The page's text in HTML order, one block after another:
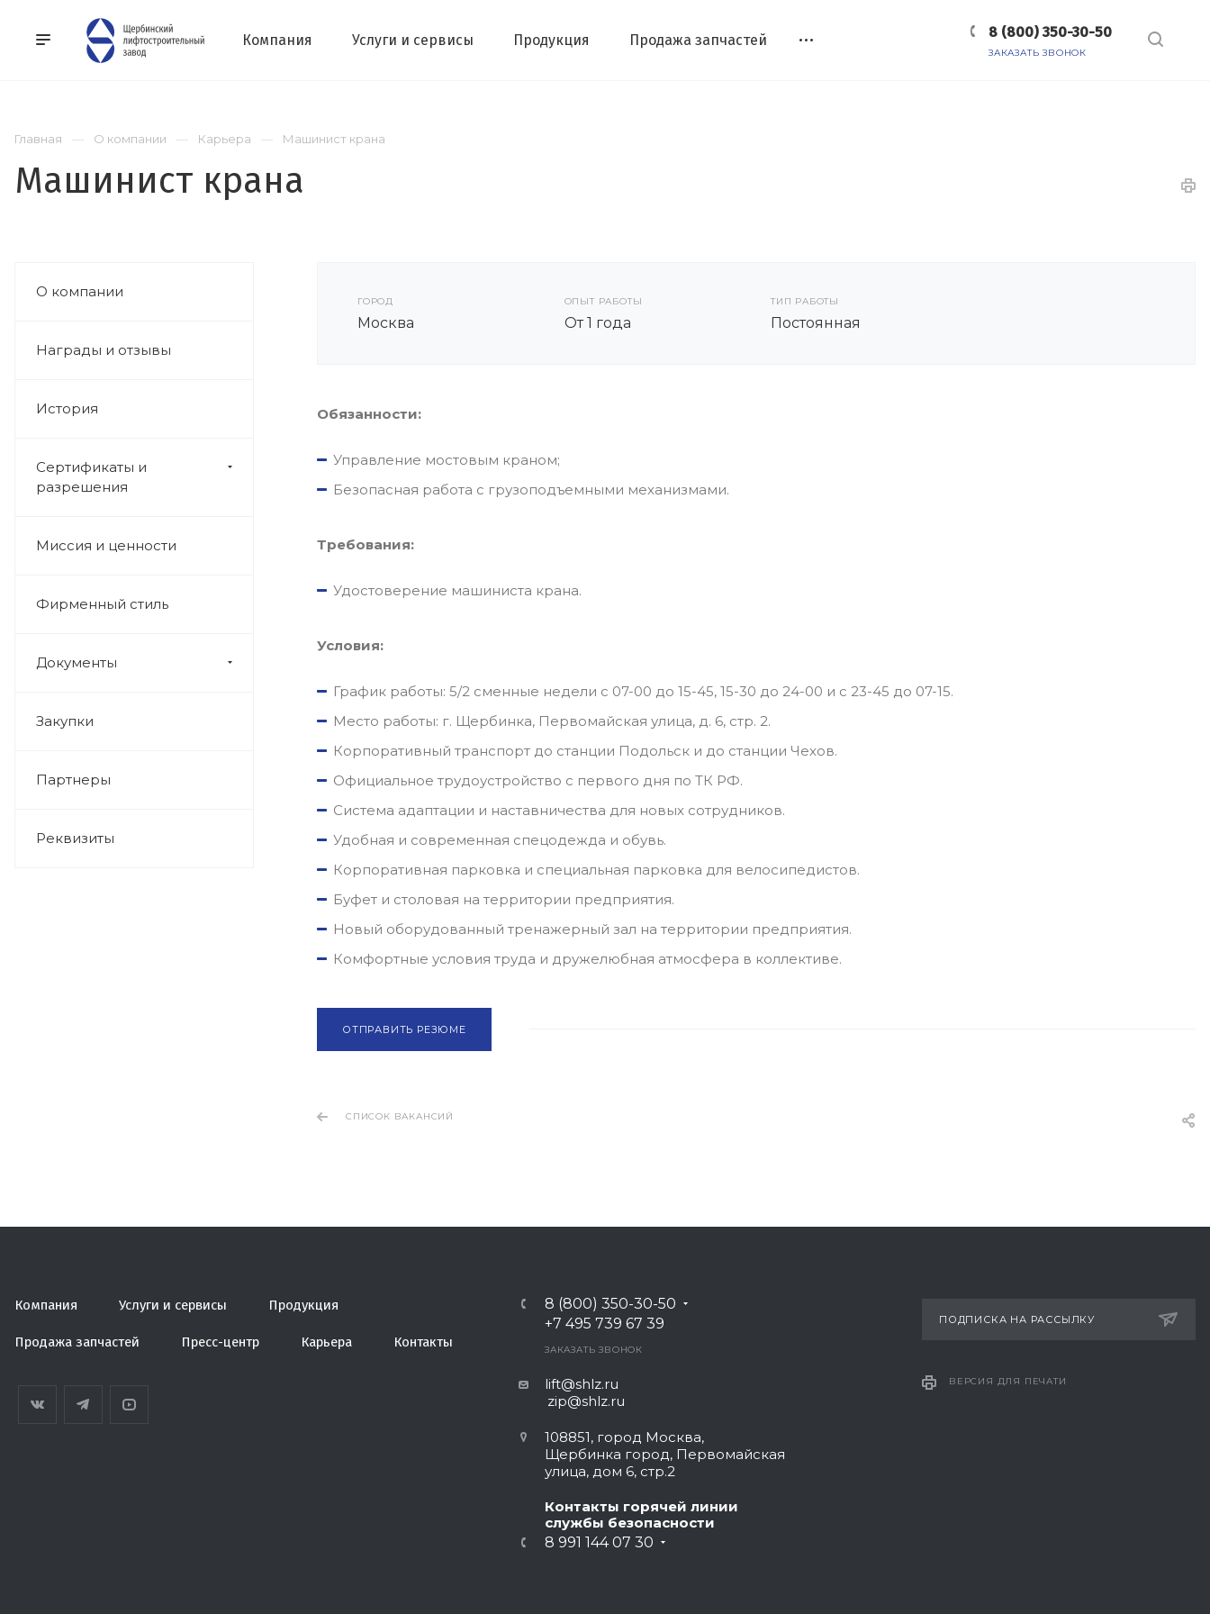
8 (800) 350-30-50
ЗАКАЗАТЬ ЗВОНОК
Компания Услуги и сервисы Продукция Продажа запчастей
Главная О компании Карьера Машинист крана
Машинист крана
О компании
Награды и отзывы
История
Сертификаты и
разрешения
Миссия и ценности
Фирменный стиль
Документы
Закупки
Партнеры
Реквизиты
ГОРОД
Москва
ОПЫТ РАБОТЫ
От 1 года
ТИП РАБОТЫ
Постоянная
Обязанности:
Управление мостовым краном;
Безопасная работа с грузоподъемными механизмами.
Требования:
Удостоверение машиниста крана.
Условия:
График работы: 5/2 сменные недели с 07-00 до 15-45, 15-30 до 24-00 и с 23-45 до 07-15.
Место работы: г. Щербинка, Первомайская улица, д. 6, стр. 2.
Корпоративный транспорт до станции Подольск и до станции Чехов.
Официальное трудоустройство с первого дня по ТК РФ.
Система адаптации и наставничества для новых сотрудников.
Удобная и современная спецодежда и обувь.
Корпоративная парковка и специальная парковка для велосипедистов.
Буфет и столовая на территории предприятия.
Новый оборудованный тренажерный зал на территории предприятия.
Комфортные условия труда и дружелюбная атмосфера в коллективе.
ОТПРАВИТЬ РЕЗЮМЕ
СПИСОК ВАКАНСИЙ
Компания Услуги и сервисы Продукция
Продажа запчастей Пресс-центр Карьера Контакты
8 (800) 350-30-50
+7 495 739 67 39
ЗАКАЗАТЬ ЗВОНОК
lift@shlz.ru
zip@shlz.ru
108851, город Москва,
Щербинка город, Первомайская
улица, дом 6, стр.2
Контакты горячей линии
службы безопасности
8 991 144 07 30
ПОДПИСКА НА РАССЫЛКУ
ВЕРСИЯ ДЛЯ ПЕЧАТИ